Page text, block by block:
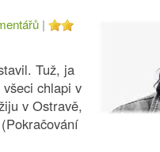
|
Tuž, ja
chlapi v
v Ostravě,